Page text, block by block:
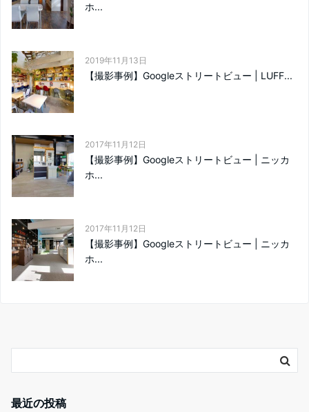
ホ...
2019年11月13日
【撮影事例】Googleストリートビュー | LUFF...
2017年11月12日
【撮影事例】Googleストリートビュー | ニッカ
ホ...
2017年11月12日
【撮影事例】Googleストリートビュー | ニッカ
ホ...
最近の投稿